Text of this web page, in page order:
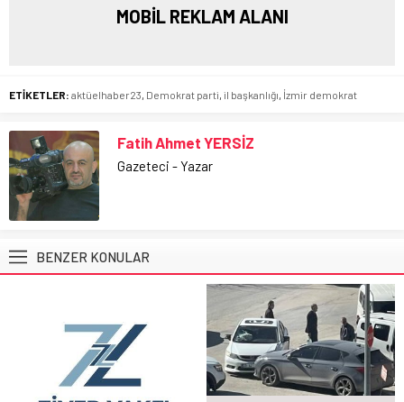
MOBİL REKLAM ALANI
ETİKETLER: aktüelhaber23, Demokrat parti, il başkanlığı, İzmir demokrat
Fatih Ahmet YERSİZ
Gazeteci - Yazar
BENZER KONULAR